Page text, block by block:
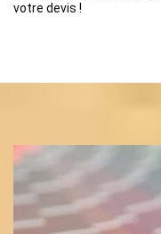
votre devis !